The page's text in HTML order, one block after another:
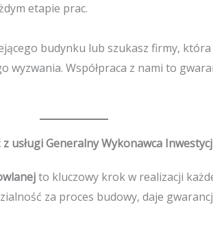
etapie prac.
budynku lub szukasz firmy, która
wyzwania. Współpraca z nami to
usługi Generalny Wykonawca
to kluczowy krok w realizacji
za proces budowy, daje